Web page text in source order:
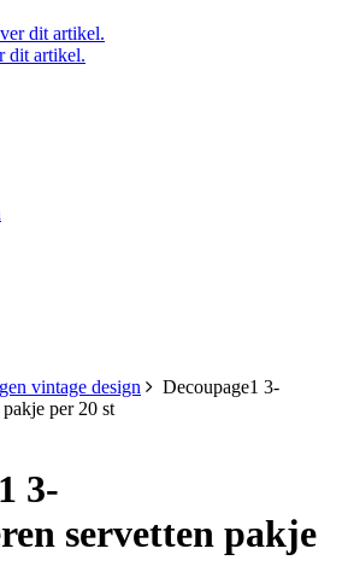
dit artikel.
vintage design
Decoupage1 3-
per 20 st
3-
servetten pakje